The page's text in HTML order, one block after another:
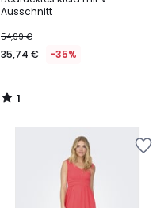
Ausschnitt
54,99 €
35,74 € -35%
5
1
/